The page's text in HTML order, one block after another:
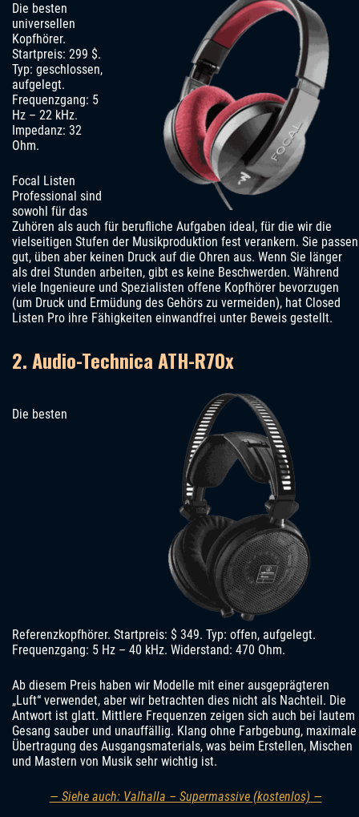
Die besten
universellen
Kopfhörer.
Startpreis: 299 $.
Typ: geschlossen,
aufgelegt.
Frequenzgang: 5
Hz – 22 kHz.
Impedanz: 32
Ohm.
Focal Listen
Professional sind
sowohl für das
Zuhören als auch für berufliche Aufgaben ideal, für die wir die
vielseitigen Stufen der Musikproduktion fest verankern. Sie passen
gut, üben aber keinen Druck auf die Ohren aus. Wenn Sie länger
als drei Stunden arbeiten, gibt es keine Beschwerden. Während
viele Ingenieure und Spezialisten offene Kopfhörer bevorzugen
(um Druck und Ermüdung des Gehörs zu vermeiden), hat Closed
Listen Pro ihre Fähigkeiten einwandfrei unter Beweis gestellt.
2. Audio-Technica ATH-R70x
Die besten
Referenzkopfhörer. Startpreis: $ 349. Typ: offen, aufgelegt.
Frequenzgang: 5 Hz – 40 kHz. Widerstand: 470 Ohm.
Ab diesem Preis haben wir Modelle mit einer ausgeprägteren
„Luft“ verwendet, aber wir betrachten dies nicht als Nachteil. Die
Antwort ist glatt. Mittlere Frequenzen zeigen sich auch bei lautem
Gesang sauber und unauffällig. Klang ohne Farbgebung, maximale
Übertragung des Ausgangsmaterials, was beim Erstellen, Mischen
und Mastern von Musik sehr wichtig ist.
— Siehe auch: Valhalla – Supermassive (kostenlos) —